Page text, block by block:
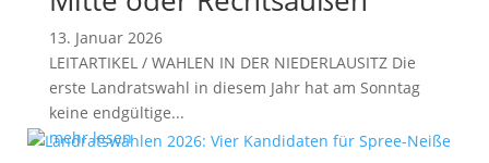
13. Januar 2026
LEITARTIKEL / WAHLEN IN DER NIEDERLAUSITZ Die
erste Landratswahl in diesem Jahr hat am Sonntag
keine endgültige...
mehr lesen